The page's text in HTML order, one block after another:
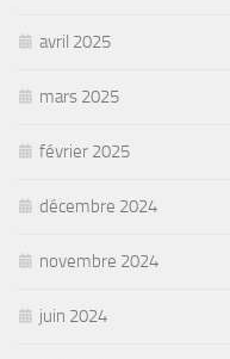
avril 2025
mars 2025
février 2025
décembre 2024
novembre 2024
juin 2024